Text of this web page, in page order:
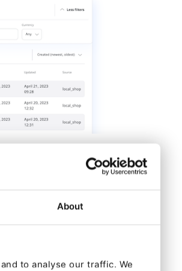
About
to analyse our traffic. We